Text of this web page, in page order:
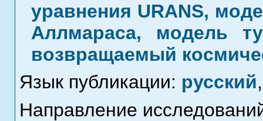
уравнения URANS,
Аллмараса, модель
возвращаемый
Язык публикации: русский,
Направление